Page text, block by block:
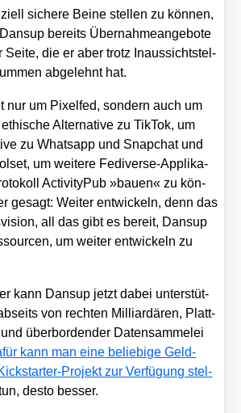
siche­re Bei­ne stel­len zu kön­nen,
bereits Über­nah­me­an­ge­bo­te
Sei­te, die er aber trotz Inaus­sichts­tel­
abge­lehnt hat.
nur um Pixel­fed, son­dern auch um
Alter­na­ti­ve zu Tik­Tok, um
zu Whats­app und Snap­chat und
um wei­te­re Fedi­ver­se-Appli­ka­
Acti­vi­ty­Pub »bau­en« zu kön­
gesagt: Wei­ter ent­wi­ckeln, denn das
all das gibt es bereit, Dan­sup
um wei­ter ent­wi­ckeln zu
kann Dan­sup jetzt dabei unter­stüt­
von rech­ten Mil­li­ar­dä­ren, Platt­
über­bor­den­der Daten­sam­me­lei
kann man eine belie­bi­ge Geld­
Pro­jekt zur Ver­fü­gung stel­
des­to bes­ser.